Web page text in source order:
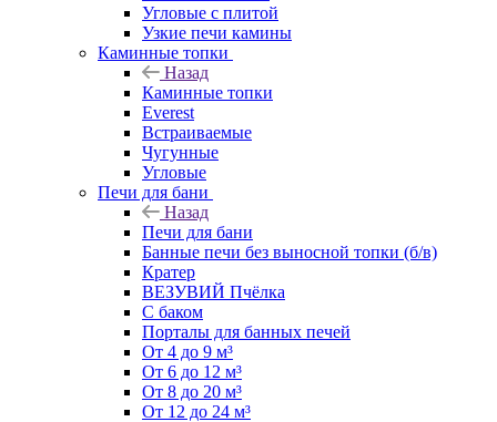
Угловые с плитой
Узкие печи камины
Каминные топки
Назад
Каминные топки
Everest
Встраиваемые
Чугунные
Угловые
Печи для бани
Назад
Печи для бани
Банные печи без выносной топки (б/в)
Кратер
ВЕЗУВИЙ Пчёлка
С баком
Порталы для банных печей
От 4 до 9 м³
От 6 до 12 м³
От 8 до 20 м³
От 12 до 24 м³